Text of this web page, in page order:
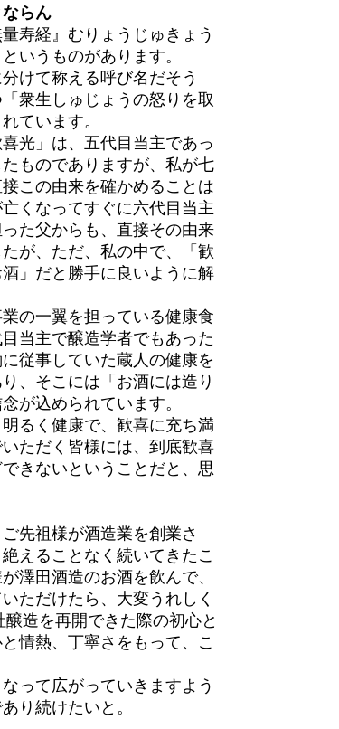
らん
寿経』むりょうじゅきょう
いうものがあります。
けて称える呼び名だそう
衆生しゅじょうの怒りを取
ています。
光」は、五代目当主であっ
ものでありますが、私が七
この由来を確かめることは
くなってすぐに六代目当主
た父からも、直接その由来
が、ただ、私の中で、「歓
」だと勝手に良いように解
の一翼を担っている健康食
当主で醸造学者でもあった
従事していた蔵人の健康を
、そこには「お酒には造り
が込められています。
るく健康で、歓喜に充ち満
ただく皆様には、到底歓喜
きないということだと、思
先祖様が酒造業を創業さ
えることなく続いてきたこ
澤田酒造のお酒を飲んで、
ただけたら、大変うれしく
造を再開できた際の初心と
情熱、丁寧さをもって、こ
って広がっていきますよう
り続けたいと。